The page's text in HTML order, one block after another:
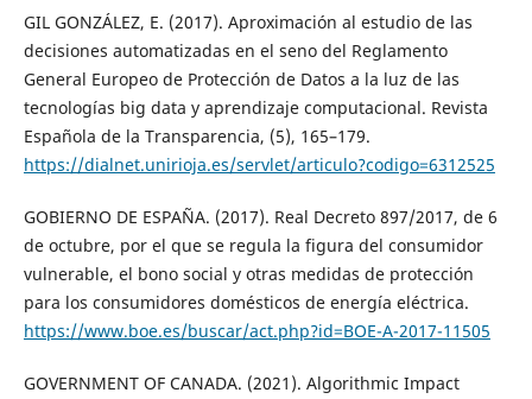
GIL GONZÁLEZ, E. (2017). Aproximación al estudio de las
decisiones automatizadas en el seno del Reglamento
General Europeo de Protección de Datos a la luz de las
tecnologías big data y aprendizaje computacional. Revista
Española de la Transparencia, (5), 165–179.
https://dialnet.unirioja.es/servlet/articulo?codigo=6312525
GOBIERNO DE ESPAÑA. (2017). Real Decreto 897/2017, de 6
de octubre, por el que se regula la figura del consumidor
vulnerable, el bono social y otras medidas de protección
para los consumidores domésticos de energía eléctrica.
https://www.boe.es/buscar/act.php?id=BOE-A-2017-11505
GOVERNMENT OF CANADA. (2021). Algorithmic Impact